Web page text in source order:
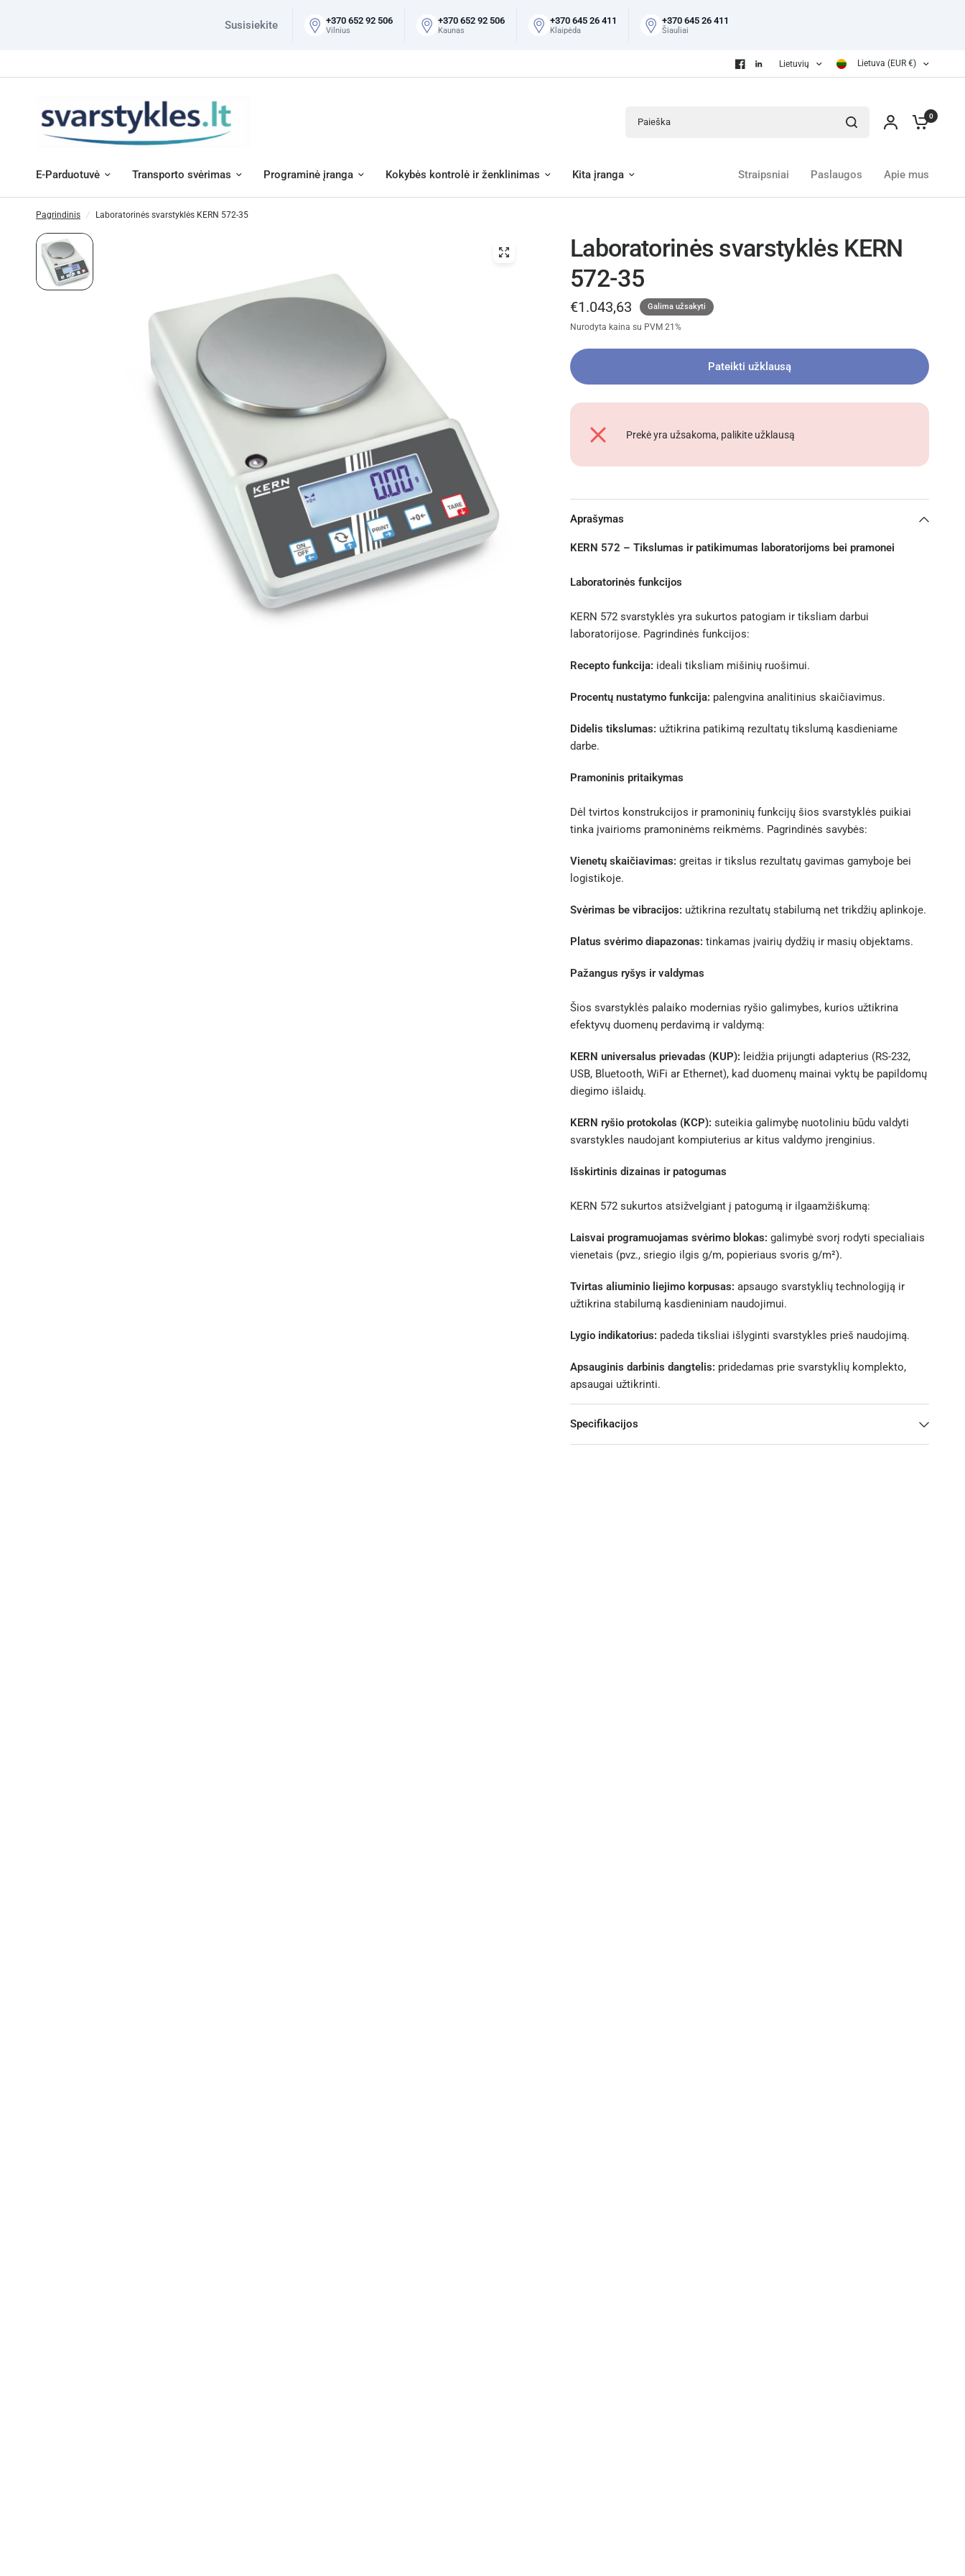
Susisiekite +370 652 92 506
Vilnius
+370 652 92 506
Kaunas
+370 645 26 411
Klaipėda
+370 645 26 411
Šiauliai
Lietuvių Lietuva (EUR €)
0
E-Parduotuvė Transporto svėrimas Programinė įranga Kokybės kontrolė ir ženklinimas Kita įranga Straipsniai Paslaugos Apie mus
Pagrindinis / Laboratorinės svarstyklės KERN 572-35
Laboratorinės svarstyklės KERN
572-35
€1.043,63 Galima užsakyti
Nurodyta kaina su PVM 21%
Pateikti užklausą
Prekė yra užsakoma, palikite užklausą
Aprašymas
KERN 572 – Tikslumas ir patikimumas laboratorijoms bei pramonei
Laboratorinės funkcijos
KERN 572 svarstyklės yra sukurtos patogiam ir tiksliam darbui
laboratorijose. Pagrindinės funkcijos:
Recepto funkcija: ideali tiksliam mišinių ruošimui.
Procentų nustatymo funkcija: palengvina analitinius skaičiavimus.
Didelis tikslumas: užtikrina patikimą rezultatų tikslumą kasdieniame
darbe.
Pramoninis pritaikymas
Dėl tvirtos konstrukcijos ir pramoninių funkcijų šios svarstyklės puikiai
tinka įvairioms pramoninėms reikmėms. Pagrindinės savybės:
Vienetų skaičiavimas: greitas ir tikslus rezultatų gavimas gamyboje bei
logistikoje.
Svėrimas be vibracijos: užtikrina rezultatų stabilumą net trikdžių aplinkoje.
Platus svėrimo diapazonas: tinkamas įvairių dydžių ir masių objektams.
Pažangus ryšys ir valdymas
Šios svarstyklės palaiko modernias ryšio galimybes, kurios užtikrina
efektyvų duomenų perdavimą ir valdymą:
KERN universalus prievadas (KUP): leidžia prijungti adapterius (RS-232,
USB, Bluetooth, WiFi ar Ethernet), kad duomenų mainai vyktų be papildomų
diegimo išlaidų.
KERN ryšio protokolas (KCP): suteikia galimybę nuotoliniu būdu valdyti
svarstykles naudojant kompiuterius ar kitus valdymo įrenginius.
Išskirtinis dizainas ir patogumas
KERN 572 sukurtos atsižvelgiant į patogumą ir ilgaamžiškumą:
Laisvai programuojamas svėrimo blokas: galimybė svorį rodyti specialiais
vienetais (pvz., sriegio ilgis g/m, popieriaus svoris g/m²).
Tvirtas aliuminio liejimo korpusas: apsaugo svarstyklių technologiją ir
užtikrina stabilumą kasdieniniam naudojimui.
Lygio indikatorius: padeda tiksliai išlyginti svarstykles prieš naudojimą.
Apsauginis darbinis dangtelis: pridedamas prie svarstyklių komplekto,
apsaugai užtikrinti.
Specifikacijos